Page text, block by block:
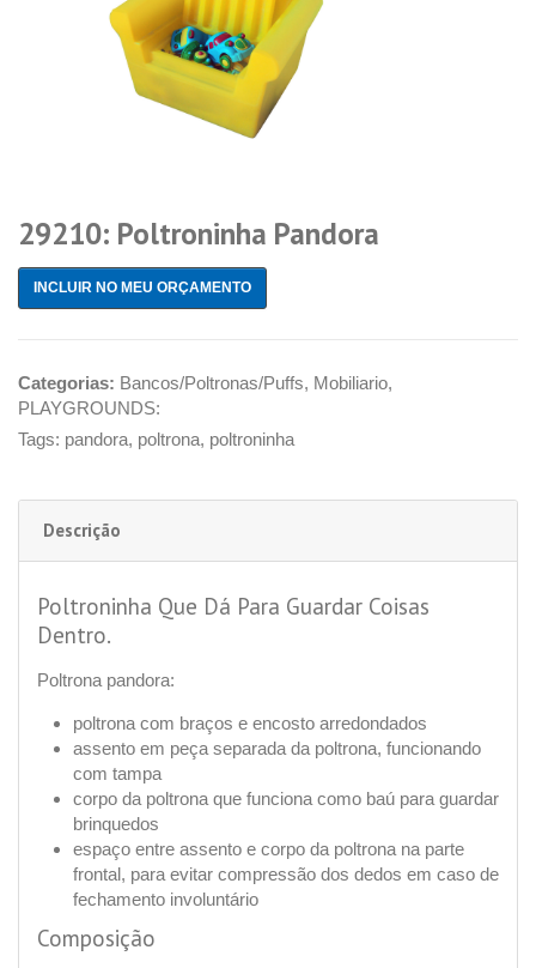
29210: Poltroninha Pandora
INCLUIR NO MEU ORÇAMENTO
Categorias: Bancos/Poltronas/Puffs, Mobiliario,
PLAYGROUNDS:
Tags: pandora, poltrona, poltroninha
Descrição
Poltroninha Que Dá Para Guardar Coisas
Dentro.
Poltrona pandora:
poltrona com braços e encosto arredondados
assento em peça separada da poltrona, funcionando
com tampa
corpo da poltrona que funciona como baú para guardar
brinquedos
espaço entre assento e corpo da poltrona na parte
frontal, para evitar compressão dos dedos em caso de
fechamento involuntário
Composição